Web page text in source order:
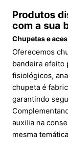
Produtos
com a sua
Chupetas e
Oferecemos
bandeira efeito
fisiológicos,
chupeta é
garantindo
auxilia na
mesma